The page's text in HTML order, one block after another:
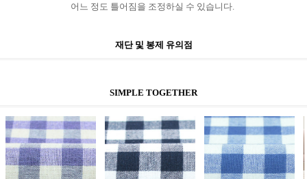
어느 정도 틀어짐을 조정하실 수 있습니다.
재단 및 봉제 유의점
SIMPLE TOGETHER